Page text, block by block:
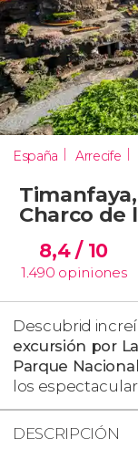
España Arrecife
Charco de
8,4/ 10
1.490 opiniones
Descubrid
excursión por
Parque
los
DESCRIPCIÓN